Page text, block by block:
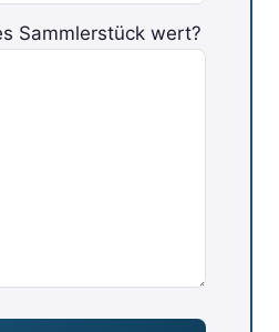
Feld leer.
Sammlerstück wert?